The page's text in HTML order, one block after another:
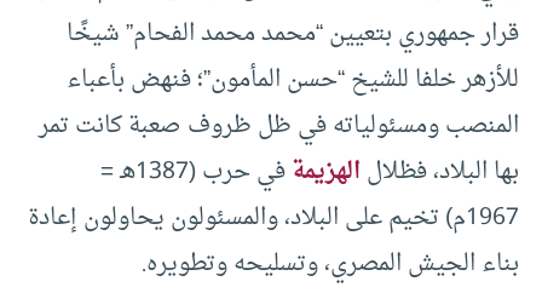
قرار جمهوري بتعيين “محمد محمد الفحام” شيخًا
للأزهر خلفا للشيخ “حسن المأمون”؛ فنهض بأعباء
المنصب ومسئولياته في ظل ظروف صعبة كانت تمر
بها البلاد، فظلالالهزيمة
في حرب (1387هـ =
1967م) تخيم على البلاد، والمسئولون يحاولون إعادة
بناء الجيش المصري، وتسليحه وتطويره.